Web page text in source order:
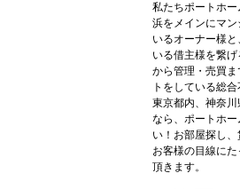
私たちポートホ
浜をメインにマ
いるオーナー様
いる借主様を繋
から管理・売買
トをしている総合
東京都内、神奈
なら、ポートホ
い！お部屋探し
お客様の目線に
頂きます。